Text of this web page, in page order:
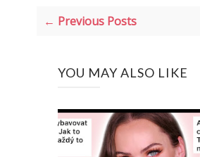
← Previous Posts
YOU MAY ALSO LIKE